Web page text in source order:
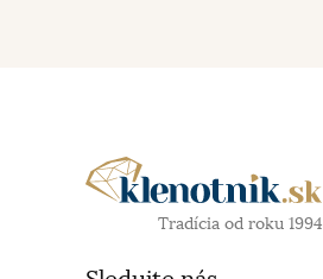
Tradícia od roku 1994